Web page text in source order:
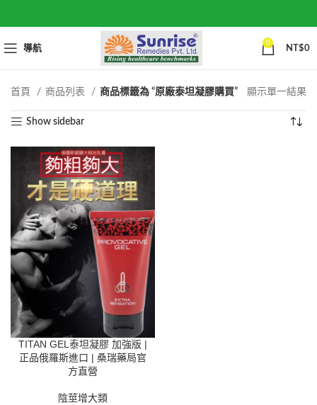
導航
0
NT$0
首頁 商品列表 商品標籤為 “原廠泰坦凝膠購買” 顯示單一結果
Show sidebar
TITAN GEL泰坦凝膠 加強版 |
正品俄羅斯進口 | 桑瑞藥局官
方直營
陰莖增大類